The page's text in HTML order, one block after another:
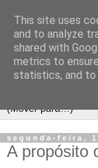
segunda-feira,
A propósito
This site uses
and to analyze
shared with
metrics to
statistics, and to